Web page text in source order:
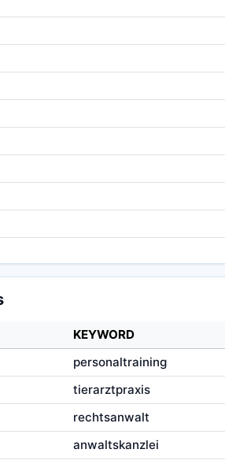
KEYWORD
personaltraining
tierarztpraxis
rechtsanwalt
anwaltskanzlei